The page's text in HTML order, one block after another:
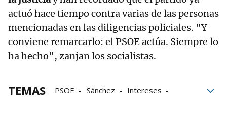
actuó hace tiempo contra varias de las personas
mencionadas en las diligencias policiales. "Y
conviene remarcarlo: el PSOE actúa. Siempre lo
ha hecho", zanjan los socialistas.
TEMAS PSOE Sánchez
Intereses